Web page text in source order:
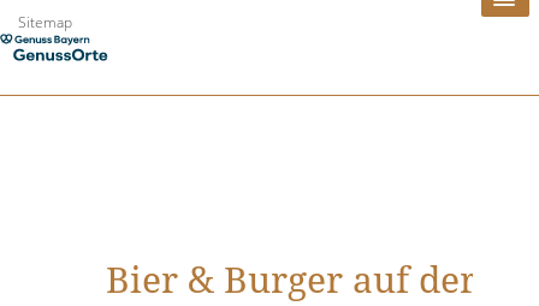
Zum
Inhalt
Sitemap
Bier & Burger auf der